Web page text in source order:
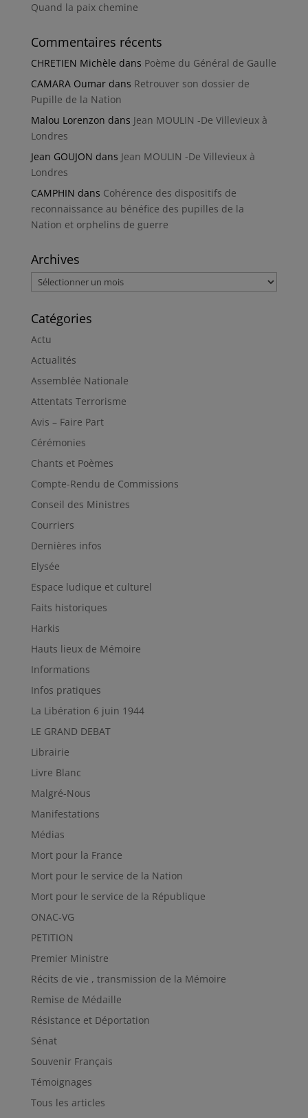
Quand la paix chemine
Commentaires récents
CHRETIEN Michèle dans Poème du Général de Gaulle
CAMARA Oumardans Retrouver son dossier de
Pupille de la Nation
Malou Lorenzon dans Jean MOULIN -De Villevieux à
Londres
Jean GOUJON dans Jean MOULIN -De Villevieux à
Londres
CAMPHIN dans Cohérence des dispositifs de
reconnaissance au bénéfice des pupilles de la
Nation et orphelins de guerre
Archives
Archives
Catégories
Actu
Actualités
Assemblée Nationale
Attentats Terrorisme
Avis – Faire Part
Cérémonies
Chants et Poèmes
Compte-Rendu de Commissions
Conseil des Ministres
Courriers
Dernières infos
Elysée
Espace ludique et culturel
Faits historiques
Harkis
Hauts lieux de Mémoire
Informations
Infos pratiques
La Libération 6 juin 1944
LE GRAND DEBAT
Librairie
Livre Blanc
Malgré-Nous
Manifestations
Médias
Mort pour la France
Mort pour le service de la Nation
Mort pour le service de la République
ONAC-VG
PETITION
Premier Ministre
Récits de vie , transmission de la Mémoire
Remise de Médaille
Résistance et Déportation
Sénat
Souvenir Français
Témoignages
Tous les articles